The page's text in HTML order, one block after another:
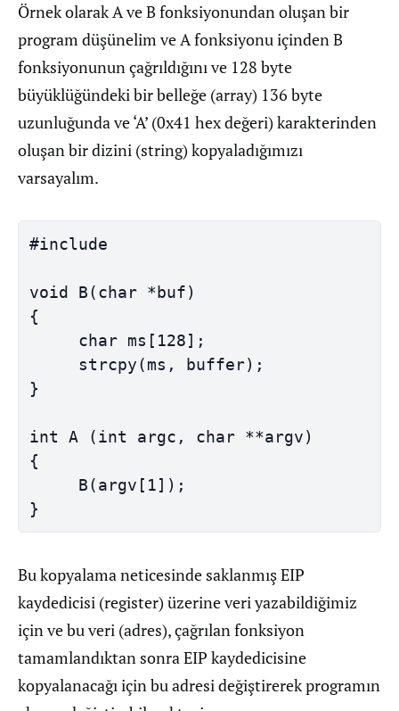
Örnek olarak A ve B fonksiyonundan oluşan bir
program düşünelim ve A fonksiyonu içinden B
fonksiyonunun çağrıldığını ve 128 byte
büyüklüğündeki bir belleğe (array) 136 byte
uzunluğunda ve ‘A’ (0x41 hex değeri) karakterinden
oluşan bir dizini (string) kopyaladığımızı
varsayalım.
#include
void B(char *buf)
{
}
int A (int argc, char **argv)
{
}
Bu kopyalama neticesinde saklanmış EIP
kaydedicisi (register) üzerine veri yazabildiğimiz
için ve bu veri (adres), çağrılan fonksiyon
tamamlandıktan sonra EIP kaydedicisine
kopyalanacağı için bu adresi değiştirerek programın